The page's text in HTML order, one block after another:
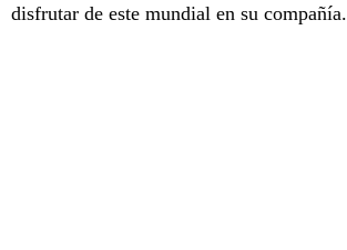
disfrutar de este mundial en su compañía.